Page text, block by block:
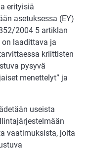
erityisiä
asetuksessa (EY)
2004 5 artiklan
laadittava ja
kriittisten
pysyvä
menettelyt” ja
useista
vaatimuksista, joita